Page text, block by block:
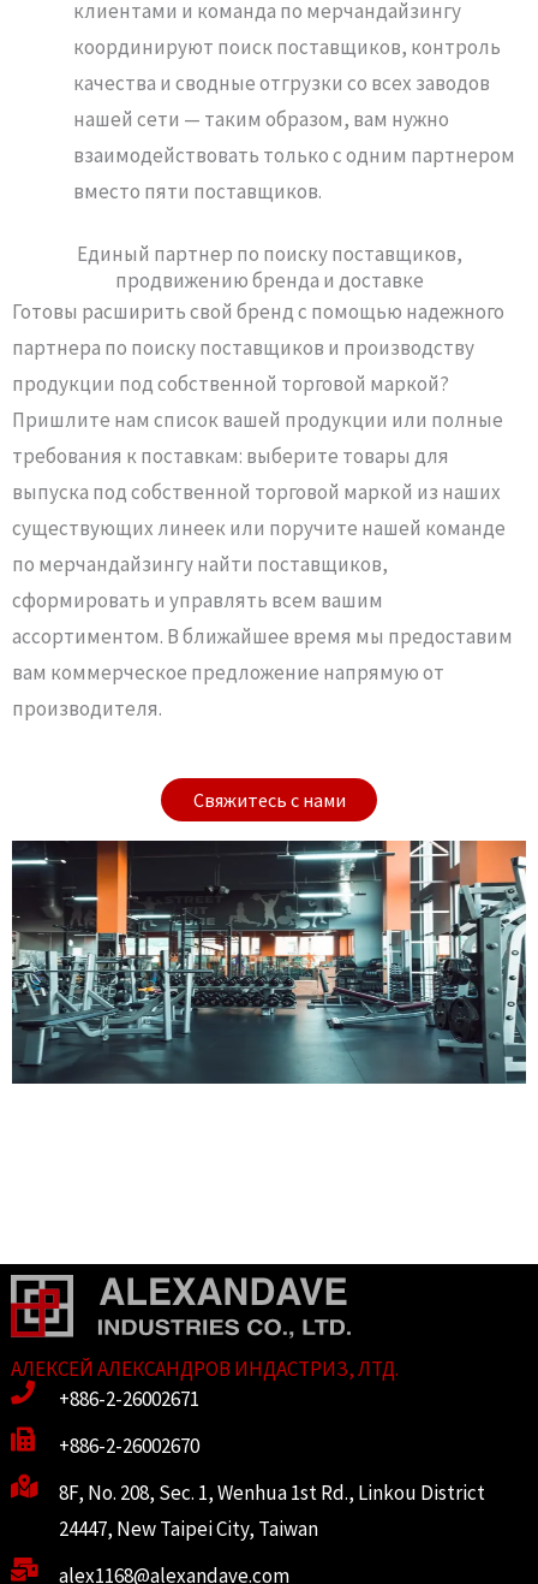
клиентами и команда по мерчандайзингу
координируют поиск поставщиков, контроль
качества и сводные отгрузки со всех заводов
нашей сети — таким образом, вам нужно
взаимодействовать только с одним партнером
вместо пяти поставщиков.
Единый партнер по поиску поставщиков,
продвижению бренда и доставке
Готовы расширить свой бренд с помощью надежного
партнера по поиску поставщиков и производству
продукции под собственной торговой маркой?
Пришлите нам список вашей продукции или полные
требования к поставкам: выберите товары для
выпуска под собственной торговой маркой из наших
существующих линеек или поручите нашей команде
по мерчандайзингу найти поставщиков,
сформировать и управлять всем вашим
ассортиментом. В ближайшее время мы предоставим
вам коммерческое предложение напрямую от
производителя.
Свяжитесь с нами
Свяжитесь с нами
АЛЕКСЕЙ АЛЕКСАНДРОВ ИНДАСТРИЗ, ЛТД.
+886-2-26002671
+886-2-26002670
8F, No. 208, Sec. 1, Wenhua 1st Rd., Linkou District
24447, New Taipei City, Taiwan
alex1168@alexandave.com